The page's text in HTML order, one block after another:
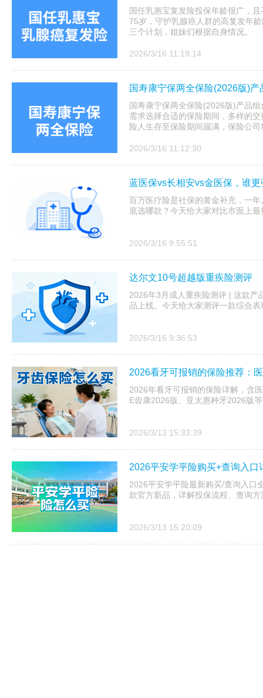
国任乳惠宝复发险投保年龄很广，
75岁，守护乳腺癌人群的高复发年
三个计划，姐妹们根据自身情况。
2026/3/16 11:19:14
国寿康宁保两全保险(2026版)
国寿康宁保两全保险(2026版)产品
需求选择合适的保险期间，多样的
险人生存至保险期间届满，保险公
2026/3/16 11:12:30
蓝医保vs长相安vs金医保，谁更
百万医疗险是社保的黄金补充，一
底选哪款？今天给大家对比市面上
2026/3/16 9:55:51
达尔文10号超越版重疾险测评
2026年3月成人重疾险测评 | 这款产
品上线。今天给大家测评一款综合
2026/3/16 9:36:53
2026看牙可报销的保险推荐：
2026年看牙可报销的保险详解，含
E齿康2026版、亚太惠种牙2026版
2026/3/13 15:33:39
2026平安学平险购买+查询入
2026平安学平险最新购买/查询入口
款官方新品，详解投保流程、查询
2026/3/13 15:20:09